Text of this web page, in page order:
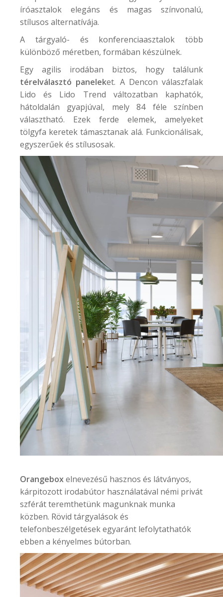
íróasztalok elegáns és magas színvonalú,
stílusos alternatívája.
A tárgyaló- és konferenciaasztalok több
különböző méretben, formában készülnek.
Egy agilis irodában biztos, hogy találunk
térelválasztó paneleket. A Dencon válaszfalak
Lido és Lido Trend változatban kaphatók,
hátoldalán gyapjúval, mely 84 féle színben
választható. Ezek ferde elemek, amelyeket
tölgyfa keretek támasztanak alá. Funkcionálisak,
egyszerűek és stílusosak.
Orangeboxelnevezésű hasznos és látványos,
kárpitozott irodabútor használatával némi privát
szférát teremthetünk magunknak munka
közben. Rövid tárgyalások és
telefonbeszélgetések egyaránt lefolytathatók
ebben a kényelmes bútorban.